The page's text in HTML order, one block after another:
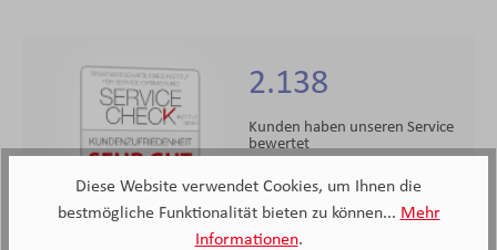
4.4/5.0
2.138
Kunden haben unseren Service
bewertet
4.4
Diese Website verwendet Cookies, um Ihnen die
bestmögliche Funktionalität bieten zu können... Mehr
Informationen.